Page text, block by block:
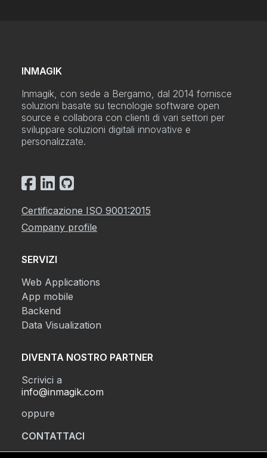
INMAGIK
Inmagik, con sede a Bergamo, dal 2014 fornisce
soluzioni basate su tecnologie software open
source e collabora con clienti di vari settori per
sviluppare soluzioni digitali innovative e
personalizzate.
Certificazione ISO 9001:2015
Company profile
SERVIZI
Web Applications
App mobile
Backend
Data Visualization
DIVENTA NOSTRO PARTNER
Scrivici a
info@inmagik.com
oppure
CONTATTACI